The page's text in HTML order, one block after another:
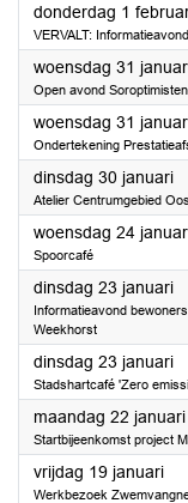
donderdag 1
VERVALT:
woensdag 31
Open avond
woensdag 31
Ondertekening
dinsdag 30 januari
Atelier Centrumgebied
woensdag 24
Spoorcafé
dinsdag 23 januari
Informatieavond
Weekhorst
dinsdag 23 januari
Stadshartcafé 'Zero
maandag 22 januari
Startbijeenkomst project
vrijdag 19 januari
Werkbezoek